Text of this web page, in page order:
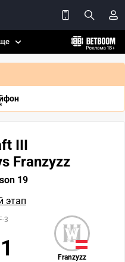
III
Franzyzz
19
этап
Franzyzz
3
1